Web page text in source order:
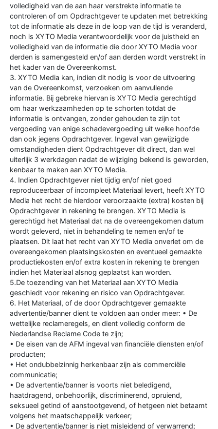
volledigheid van de aan haar verstrekte informatie te
controleren of om Opdrachtgever te updaten met betrekking
tot de informatie als deze in de loop van de tijd is veranderd,
noch is XYTO Media verantwoordelijk voor de juistheid en
volledigheid van de informatie die door XYTO Media voor
derden is samengesteld en/of aan derden wordt verstrekt in
het kader van de Overeenkomst.
3. XYTO Media kan, indien dit nodig is voor de uitvoering
van de Overeenkomst, verzoeken om aanvullende
informatie. Bij gebreke hiervan is XYTO Media gerechtigd
om haar werkzaamheden op te schorten totdat de
informatie is ontvangen, zonder gehouden te zijn tot
vergoeding van enige schadevergoeding uit welke hoofde
dan ook jegens Opdrachtgever. Ingeval van gewijzigde
omstandigheden dient Opdrachtgever dit direct, dan wel
uiterlijk 3 werkdagen nadat de wijziging bekend is geworden,
kenbaar te maken aan XYTO Media.
4. Indien Opdrachtgever niet tijdig en/of niet goed
reproduceerbaar of incompleet Materiaal levert, heeft XYTO
Media het recht de hierdoor veroorzaakte (extra) kosten bij
Opdrachtgever in rekening te brengen. XYTO Media is
gerechtigd het Materiaal dat na de overeengekomen datum
wordt geleverd, niet in behandeling te nemen en/of te
plaatsen. Dit laat het recht van XYTO Media onverlet om de
overeengekomen plaatsingskosten en eventueel gemaakte
productiekosten en/of extra kosten in rekening te brengen
indien het Materiaal alsnog geplaatst kan worden.
5.De toezending van het Materiaal aan XYTO Media
geschiedt voor rekening en risico van Opdrachtgever.
6. Het Materiaal, of de door Opdrachtgever gemaakte
advertentie/banner dient te voldoen aan onder meer: • De
wettelijke reclameregels, en dient volledig conform de
Nederlandse Reclame Code te zijn;
• De eisen van de AFM ingeval van financiële diensten en/of
producten;
• Het ondubbelzinnig herkenbaar zijn als commerciële
communicatie;
• De advertentie/banner is voorts niet beledigend,
haatdragend, onbehoorlijk, discriminerend, opruiend,
seksueel getind of aanstootgevend, of hetgeen niet betaamt
volgens het maatschappelijk verkeer;
• De advertentie/banner is niet misleidend of verwarrend;